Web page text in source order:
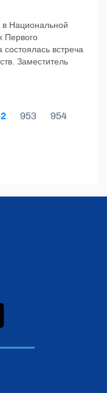
в Национальной
Первого
встреча
Заместитель
953 954